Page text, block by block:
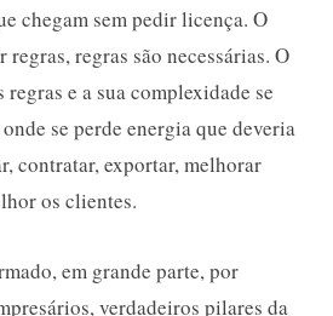
chegam sem pedir licença. O
regras são necessárias. O
e a sua complexidade se
se perde energia que deveria
contratar, exportar, melhorar
os clientes.
em grande parte, por
verdadeiros pilares da